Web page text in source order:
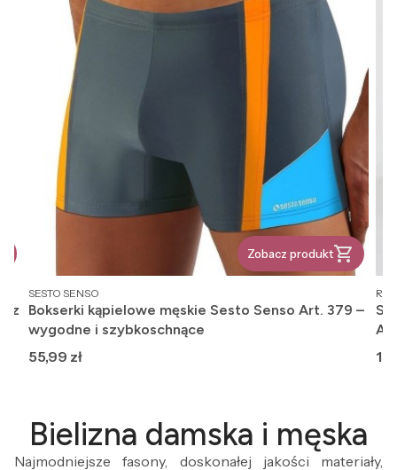
z
Zobacz produkt
PRODUCENT
SESTO SENSO
Bokserki kąpielowe męskie Sesto Senso Art. 379 –
wygodne i szybkoschnące
Cena
55,99 zł
Bielizna damska i męska
Najmodniejsze fasony, doskonałej jakości materiały,